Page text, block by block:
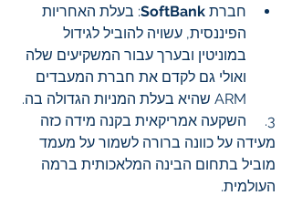
חברת SoftBank: בעלת האחריות
הפיננסית, עשויה להוביל לגידול
במוניטין ובערך עבור המשקיעים שלה
ואולי גם לקדם את חברת המעבדים
ARM שהיא בעלת המניות הגדולה בה.
3.     השקעה אמריקאית בקנה מידה כזה
מעידה על כוונה ברורה לשמור על מעמד
מוביל בתחום הבינה המלאכותית ברמה
העולמית.